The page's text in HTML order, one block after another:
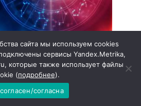
9 августа
довольно сложным,
сайта мы используем cookies
сервисы Yandex.Metrika,
которые также использует файлы
(подробнее).
согласна